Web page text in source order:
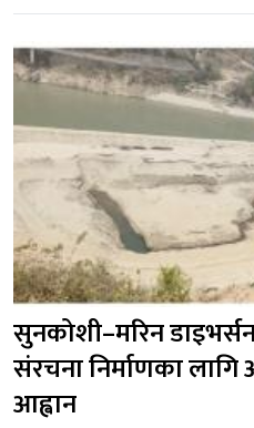
सुनकोशी–मरिन
संरचना निर्माणका लागि
आह्वान